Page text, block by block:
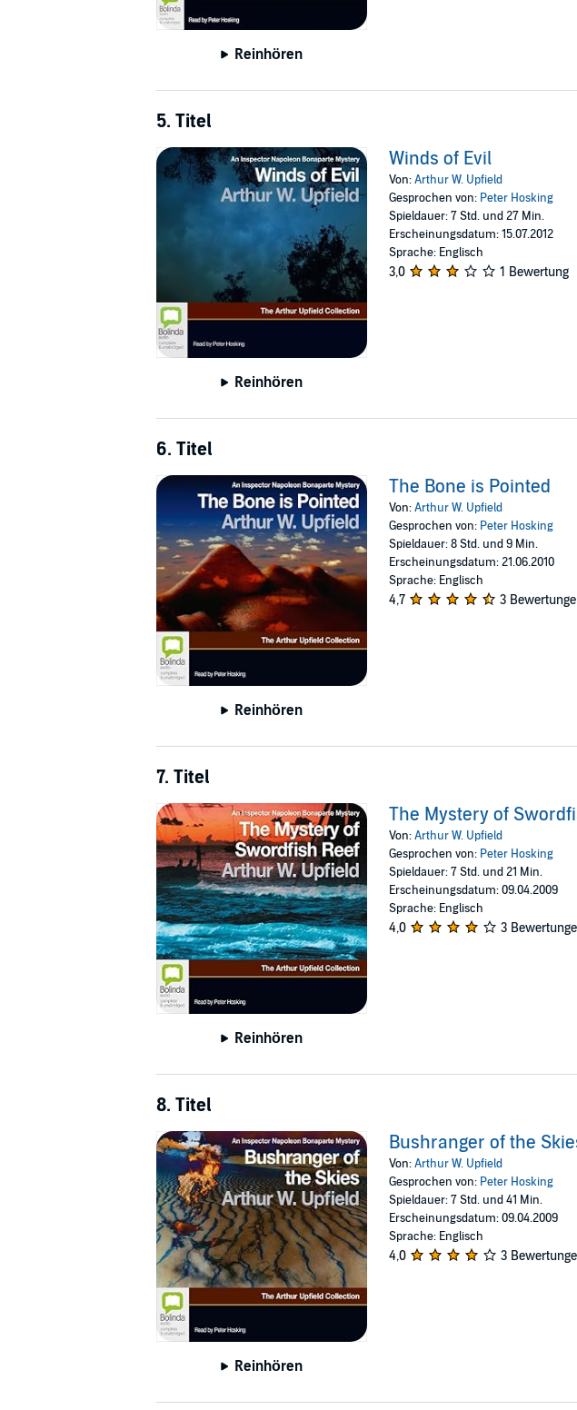
Reinhören
5. Titel
Reinhören
Winds of Evil
Von:Arthur W. Upfield
Gesprochen von: Peter Hosking
Spieldauer: 7 Std. und 27 Min.
Erscheinungsdatum: 15.07.2012
Sprache: Englisch
3,0 1 Bewertung
6. Titel
Reinhören
The Bone is Pointed
Von:Arthur W. Upfield
Gesprochen von: Peter Hosking
Spieldauer: 8 Std. und 9 Min.
Erscheinungsdatum: 21.06.2010
Sprache: Englisch
4,7 3
7. Titel
Reinhören
The Mystery of
Von:Arthur W. Upfield
Gesprochen von: Peter Hosking
Spieldauer: 7 Std. und 21 Min.
Erscheinungsdatum: 09.04.2009
Sprache: Englisch
4,0 3
8. Titel
Reinhören
Bushranger of the
Von:Arthur W. Upfield
Gesprochen von: Peter Hosking
Spieldauer: 7 Std. und 41 Min.
Erscheinungsdatum: 09.04.2009
Sprache: Englisch
4,0 3